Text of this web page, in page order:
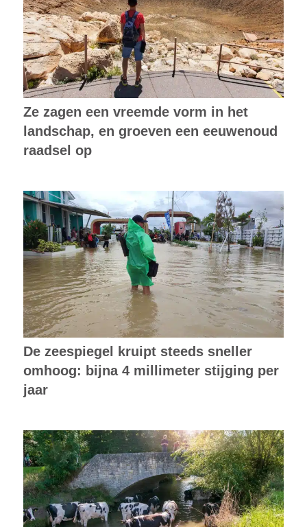
Ze zagen een vreemde vorm in het
landschap, en groeven een eeuwenoud
raadsel op
De zeespiegel kruipt steeds sneller
omhoog: bijna 4 millimeter stijging per
jaar